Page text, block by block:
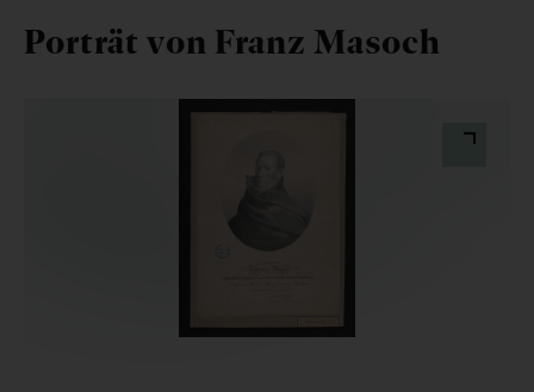
Porträt von Franz Masoch